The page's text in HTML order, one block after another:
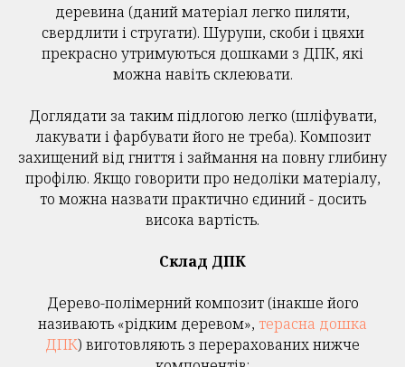
деревина (даний матеріал легко пиляти,
свердлити і стругати). Шурупи, скоби і цвяхи
прекрасно утримуються дошками з ДПК, які
можна навіть склеювати.
Доглядати за таким підлогою легко (шліфувати,
лакувати і фарбувати його не треба). Композит
захищений від гниття і займання на повну глибину
профілю. Якщо говорити про недоліки матеріалу,
то можна назвати практично єдиний - досить
висока вартість.
Склад ДПК
Дерево-полімерний композит (інакше його
називають «рідким деревом», терасна дошка
ДПК) виготовляють з перерахованих нижче